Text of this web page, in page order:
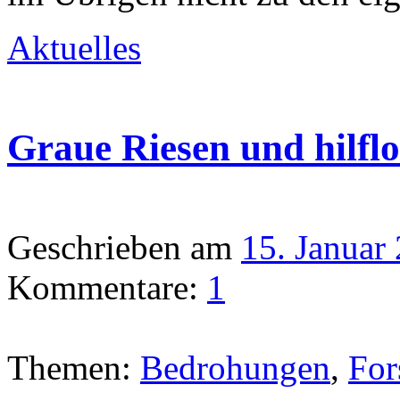
Aktuelles
Graue Riesen und
Geschrieben am 15. Januar
Kommentare: 1
Themen: Bedrohungen,